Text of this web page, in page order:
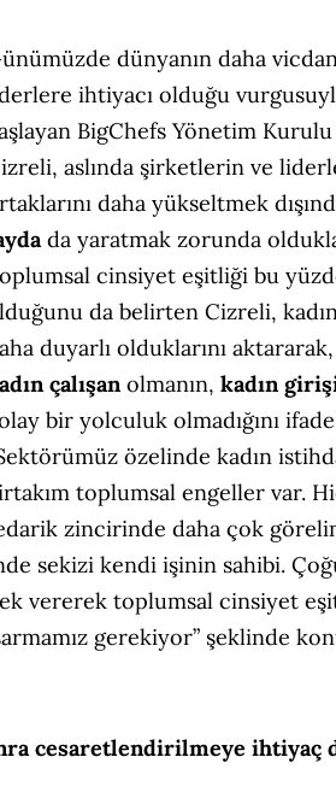
dünyanın daha
ihtiyacı olduğu
BigChefs Yönetim Kurulu
aslında şirketlerin ve
daha yükseltmek
da yaratmak zorunda
cinsiyet eşitliği bu
da belirten Cizreli,
duyarlı olduklarını
çalışanolmanın, kadın
bir yolculuk olmadığını
özelinde kadın
toplumsal engeller var.
zincirinde daha çok
sekizi kendi işinin sahibi.
vererek toplumsal cinsiyet
gerekiyor” şeklinde
cesaretlendirilmeye ihtiyaç